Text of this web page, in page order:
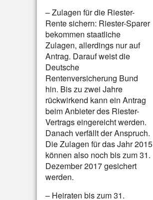
– Zulagen für die Riester-
Rente sichern: Riester-Sparer
bekommen staatliche
Zulagen, allerdings nur auf
Antrag. Darauf weist die
Deutsche
Rentenversicherung Bund
hin. Bis zu zwei Jahre
rückwirkend kann ein Antrag
beim Anbieter des Riester-
Vertrags eingereicht werden.
Danach verfällt der Anspruch.
Die Zulagen für das Jahr 2015
können also noch bis zum 31.
Dezember 2017 gesichert
werden.
– Heiraten bis zum 31.